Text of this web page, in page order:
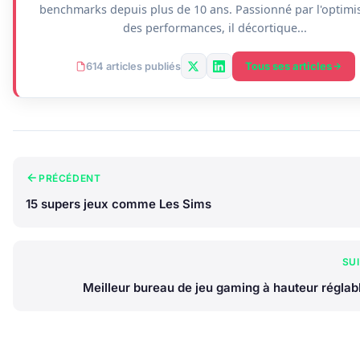
benchmarks depuis plus de 10 ans. Passionné par
des performances, il décortique...
614 articles publiés Tous ses articles
PRÉCÉDENT
15 supers jeux comme Les Sims
Meilleur bureau de jeu gaming à hauteur